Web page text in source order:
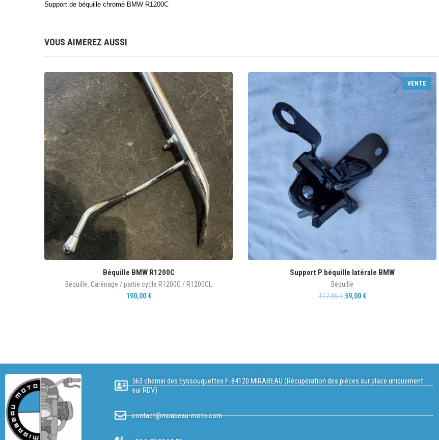
Support de béquille chromé BMW R1200C
VOUS AIMEREZ AUSSI
Béquille BMW R1200C
Béquille, Carénage / partie cycle R1200C / R1200CL
190,00 €
VENTE
Support P béquille latérale BMW
Béquille
117,86€ 59,00 €
563 chemin des Eyssouquettes F-84120 MIRABEAU (Récupération des pièces sur place uniquement
sur RDV)
contact@mirabeau-moto.com